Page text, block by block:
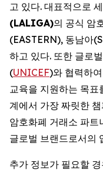
고 있다. 대표적으로
(LALIGA)의 공식 암
(EASTERN), 동남아
하고 있다. 또한 글로
(UNICEF)와 협력하
교육을 지원하는 목표
계에서 가장 짜릿한
암호화폐 거래소 파
글로벌 브랜드로서의
추가 정보가 필요할